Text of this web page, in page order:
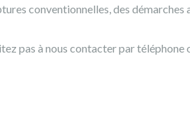
conventionnelles, des démarches
pas à nous contacter par téléphone